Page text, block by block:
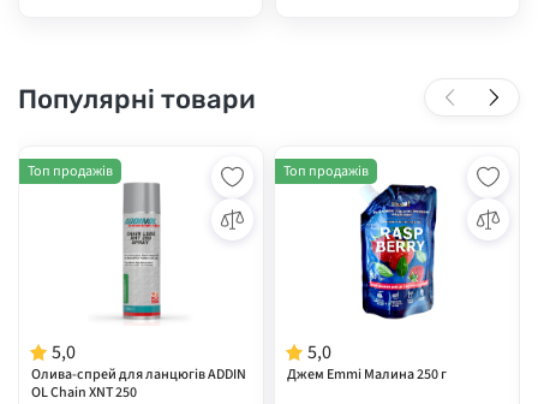
Популярні товари
5,0
Олива-спрей для ланцюгів ADDIN
OL Chain XNT 250
Топ продажів
5,0
Джем Emmi Малина 250 г
Топ продажів